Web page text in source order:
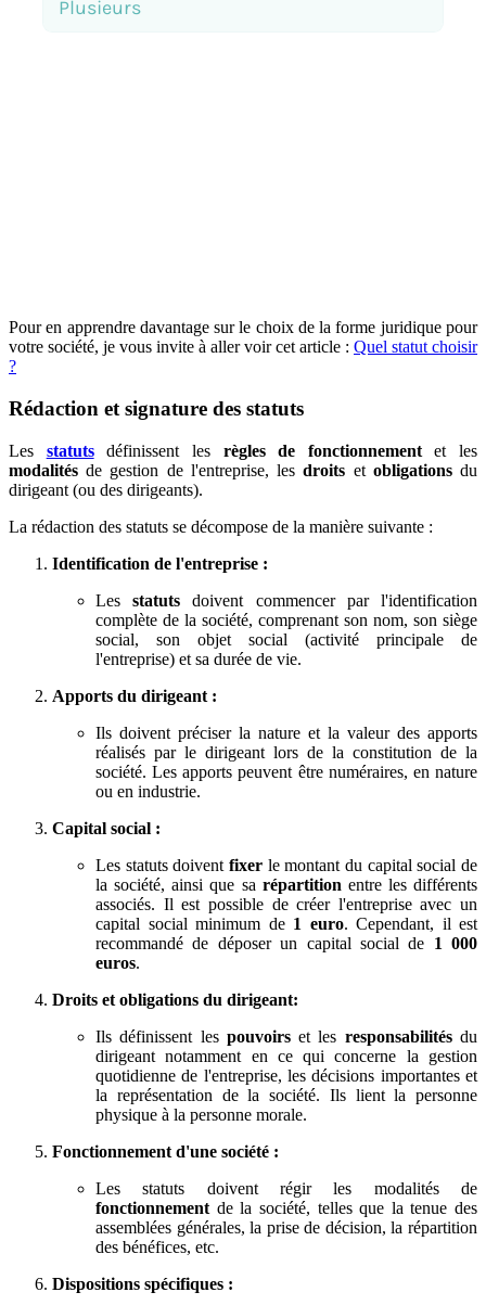
Pour en apprendre davantage sur le choix de la forme juridique pour
votre société, je vous invite à aller voir cet article : Quel statut choisir
?
Rédaction et signature des statuts
Les statutsdéfinissent les règles de fonctionnementet les
modalités de gestion de l'entreprise, lesdroits et obligationsdu
dirigeant (ou des dirigeants).
La rédaction des statuts se décompose de la manière suivante :
Identification de l'entreprise :
Lesstatutsdoivent commencer par l'identification
complète de la société, comprenant son nom, son siège
social, son objet social (activité principale de
l'entreprise) et sa durée de vie.
Apports du dirigeant :
Ils doivent préciser la nature et la valeur des apports
réalisés par le dirigeant lors de la constitution de la
société. Les apports peuvent être numéraires, en nature
ou en industrie.
Capital social :
Les statuts doivent fixer le montant du capital social de
la société, ainsi que sa répartition entre les différents
associés. Il est possible de créer l'entreprise avec un
capital social minimum de 1 euro. Cependant, il est
recommandé de déposer un capital social de 1 000
euros.
Droits et obligations du dirigeant:
Ils définissent les pouvoirset les responsabilitésdu
dirigeant notamment en ce qui concerne la gestion
quotidienne de l'entreprise, les décisions importantes et
la représentation de la société. Ils lient la personne
physique à la personne morale.
Fonctionnement d'une société :
Les statuts doivent régir les modalités de
fonctionnement de la société, telles que la tenue des
assemblées générales, la prise de décision, la répartition
des bénéfices, etc.
Dispositions spécifiques :